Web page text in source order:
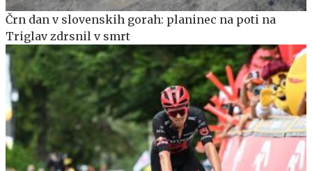
Črn dan v slovenskih gorah: planinec na poti na
Triglav zdrsnil v smrt